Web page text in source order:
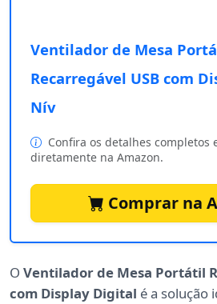
Ventilador de Mesa
Recarregável USB com
Nív
Confira os detalhes completos
diretamente na Amazon.
Comprar na
O Ventilador de Mesa Portátil
com Display Digital é a solução